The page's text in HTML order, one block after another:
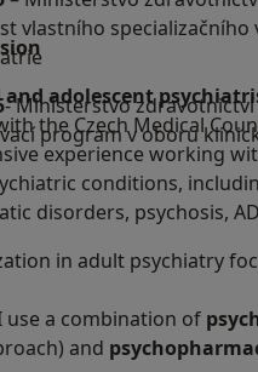
vlastního
- Ministerstvo
program v oboru
and adolescent
the Czech Medical
experience working
conditions,
disorders, psychosis,
in adult psychiatry
use a combination of
and